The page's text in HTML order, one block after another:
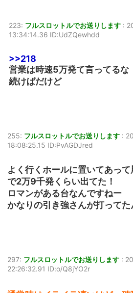
223: フルスロットルでお送りします :
13:34:14.36 ID:UdZQewhdd
>>218
営業は時速5万発て言ってるな
続けばだけど
255: フルスロットルでお送りします :
18:08:25.15 ID:PvAGDJred
よく行くホールに置いてあっ
で2万9千発くらい出てた！
ロマンがある台なんですねー
かなりの引き強さんが打ってた
297: フルスロットルでお送りします :
22:26:32.91 ID:o/Q8jYO2r